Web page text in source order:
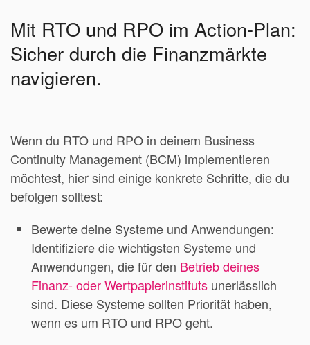
Mit RTO und RPO im Action-Plan:
Sicher durch die Finanzmärkte
navigieren.
Wenn du RTO und RPO in deinem Business
Continuity Management (BCM) implementieren
möchtest, hier sind einige konkrete Schritte, die du
befolgen solltest:
Bewerte deine Systeme und Anwendungen:
Identifiziere die wichtigsten Systeme und
Anwendungen, die für den Betrieb deines
Finanz- oder Wertpapierinstituts unerlässlich
sind. Diese Systeme sollten Priorität haben,
wenn es um RTO und RPO geht.